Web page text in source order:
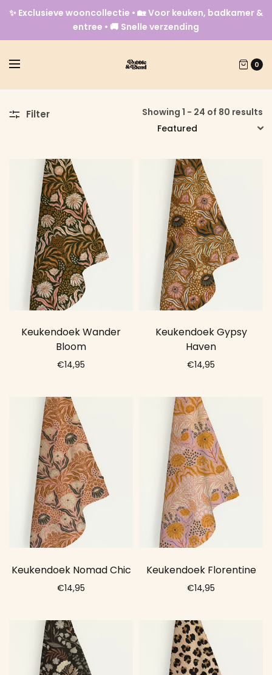
✨ Exclusieve wooncollectie • 🏡 Voor keuken, badkamer &
entree • 🚚 Snelle verzending
0
Filter Showing 1 - 24 of 80 results
Keukendoek Wander
Bloom
€14,95
Keukendoek Gypsy
Haven
€14,95
Keukendoek Nomad Chic
€14,95
Keukendoek Florentine
€14,95